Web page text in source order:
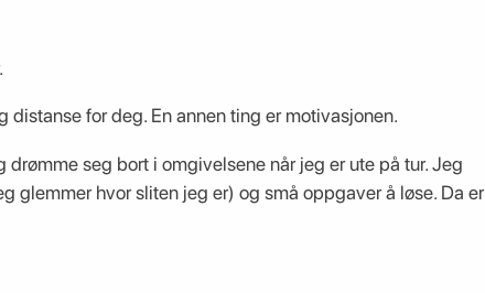
for deg. En annen ting er motivasjonen.
seg bort i omgivelsene når jeg er ute på tur. Jeg
glemmer hvor sliten jeg er) og små oppgaver å løse. Da er